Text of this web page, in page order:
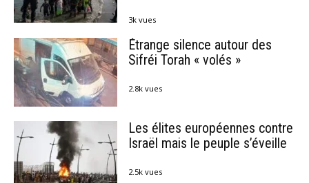
3k vues
Étrange silence autour des
Sifréi Torah « volés »
2.8k vues
Les élites européennes contre
Israël mais le peuple s’éveille
2.5k vues